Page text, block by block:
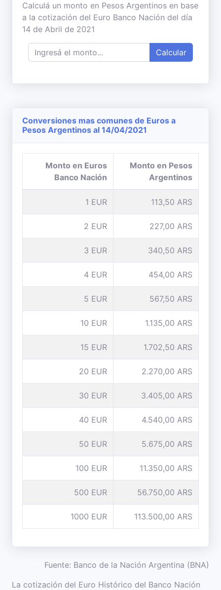
Calculá un monto en Pesos Argentinos en base
a la cotización del Euro Banco Nación del día
14 de Abril de 2021
Calcular
Conversiones mas comunes de Euros a
Pesos Argentinos al 14/04/2021
Monto en Euros
Banco Nación
Monto en Pesos
Argentinos
1 EUR 113,50 ARS
2 EUR 227,00 ARS
3 EUR 340,50 ARS
4 EUR 454,00 ARS
5 EUR 567,50 ARS
10 EUR 1.135,00 ARS
15 EUR 1.702,50 ARS
20 EUR 2.270,00 ARS
30 EUR 3.405,00 ARS
40 EUR 4.540,00 ARS
50 EUR 5.675,00 ARS
100 EUR 11.350,00 ARS
500 EUR 56.750,00 ARS
1000 EUR 113.500,00 ARS
Fuente: Banco de la Nación Argentina (BNA)
La cotización del Euro Histórico del Banco Nación